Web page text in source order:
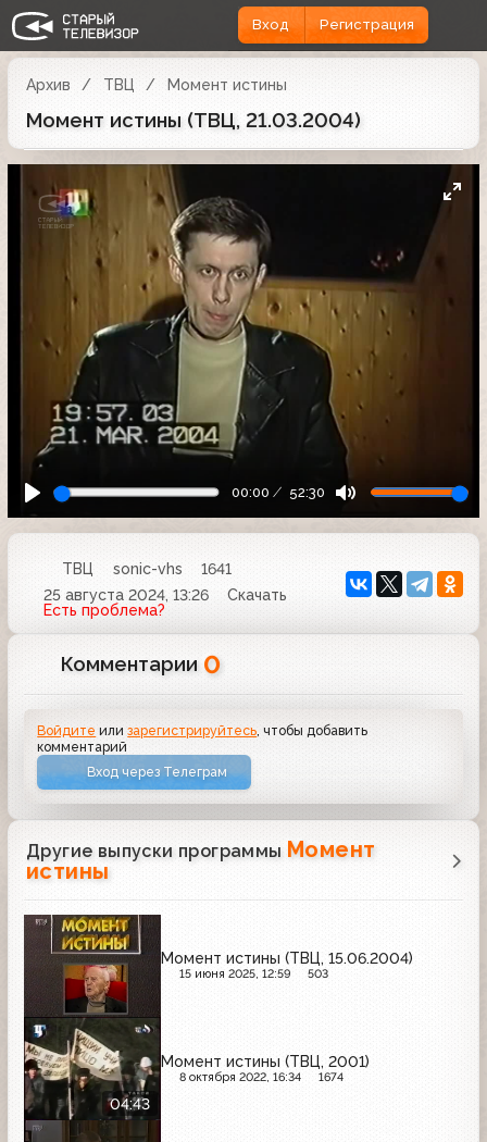
Вход Регистрация
Архив ТВЦ Момент истины
Момент истины (ТВЦ, 21.03.2004)
00:00 52:30
ТВЦ sonic-vhs
1641
25 августа 2024, 13:26
Скачать
Есть проблема?
Комментарии 0
Войдите илизарегистрируйтесь, чтобы добавить
комментарий
Вход через Телеграм
Другие выпуски программы Момент
истины
Момент истины (ТВЦ, 15.06.2004)
15 июня 2025, 12:59 503
04:43
Момент истины (ТВЦ, 2001)
8 октября 2022, 16:34 1674